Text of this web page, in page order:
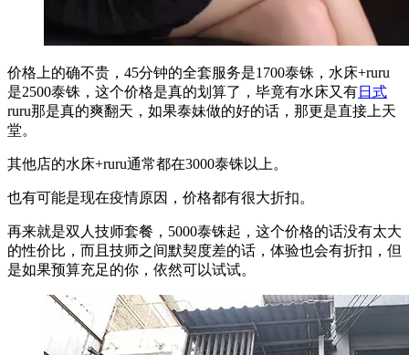
价格上的确不贵，45分钟的全套服务是1700泰铢，水床+ruru
是2500泰铢，这个价格是真的划算了，毕竟有水床又有日式
ruru那是真的爽翻天，如果泰妹做的好的话，那更是直接上天
堂。
其他店的水床+ruru通常都在3000泰铢以上。
也有可能是现在疫情原因，价格都有很大折扣。
再来就是双人技师套餐，5000泰铢起，这个价格的话没有太大
的性价比，而且技师之间默契度差的话，体验也会有折扣，但
是如果预算充足的你，依然可以试试。